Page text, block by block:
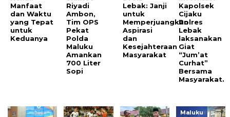
Manfaat
dan Waktu
yang Tepat
untuk
Keduanya
Riyadi
Ambon,
Tim OPS
Pekat
Polda
Maluku
Amankan
700 Liter
Sopi
Lebak: Janji
untuk
Memperjuangkan
Aspirasi
dan
Kesejahteraan
Masyarakat
Kapolsek
Cijaku
Polres
Lebak
laksanakan
Giat
“Jum’at
Curhat”
Bersama
Masyarakat.
Maluku